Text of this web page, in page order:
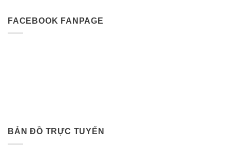
FACEBOOK FANPAGE
BẢN ĐỒ TRỰC TUYẾN